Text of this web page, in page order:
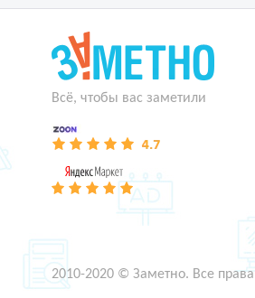
Всё, чтобы вас заметили
2010-2020 © Заметно. Все